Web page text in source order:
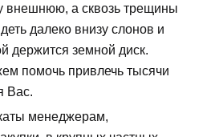
внешнюю, а сквозь трещины
далеко внизу слонов и
держится земной диск.
помочь привлечь тысячи
Вас.
менеджерам,